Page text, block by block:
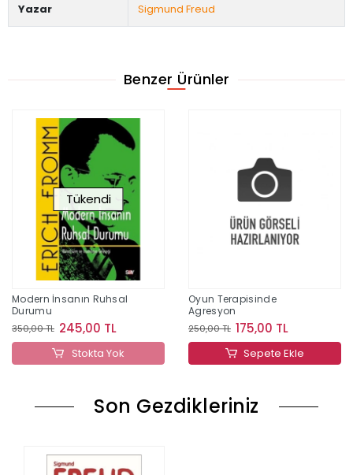
Yazar Sigmund Freud
Benzer Ürünler
Tükendi
Modern İnsanın Ruhsal
Durumu
350,00 TL 245,00 TL
Stokta Yok
Oyun Terapisinde
Agresyon
250,00 TL 175,00 TL
Sepete Ekle
Son Gezdikleriniz